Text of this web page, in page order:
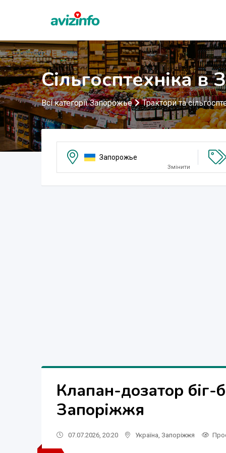
Сільгосптехніка в
Всі категорії Запорожье Трактори та
Запорожье
Змінити
Клапан-дозатор біг-
Запоріжжя
07.07.2026, 20:20 Україна Запоріжжя